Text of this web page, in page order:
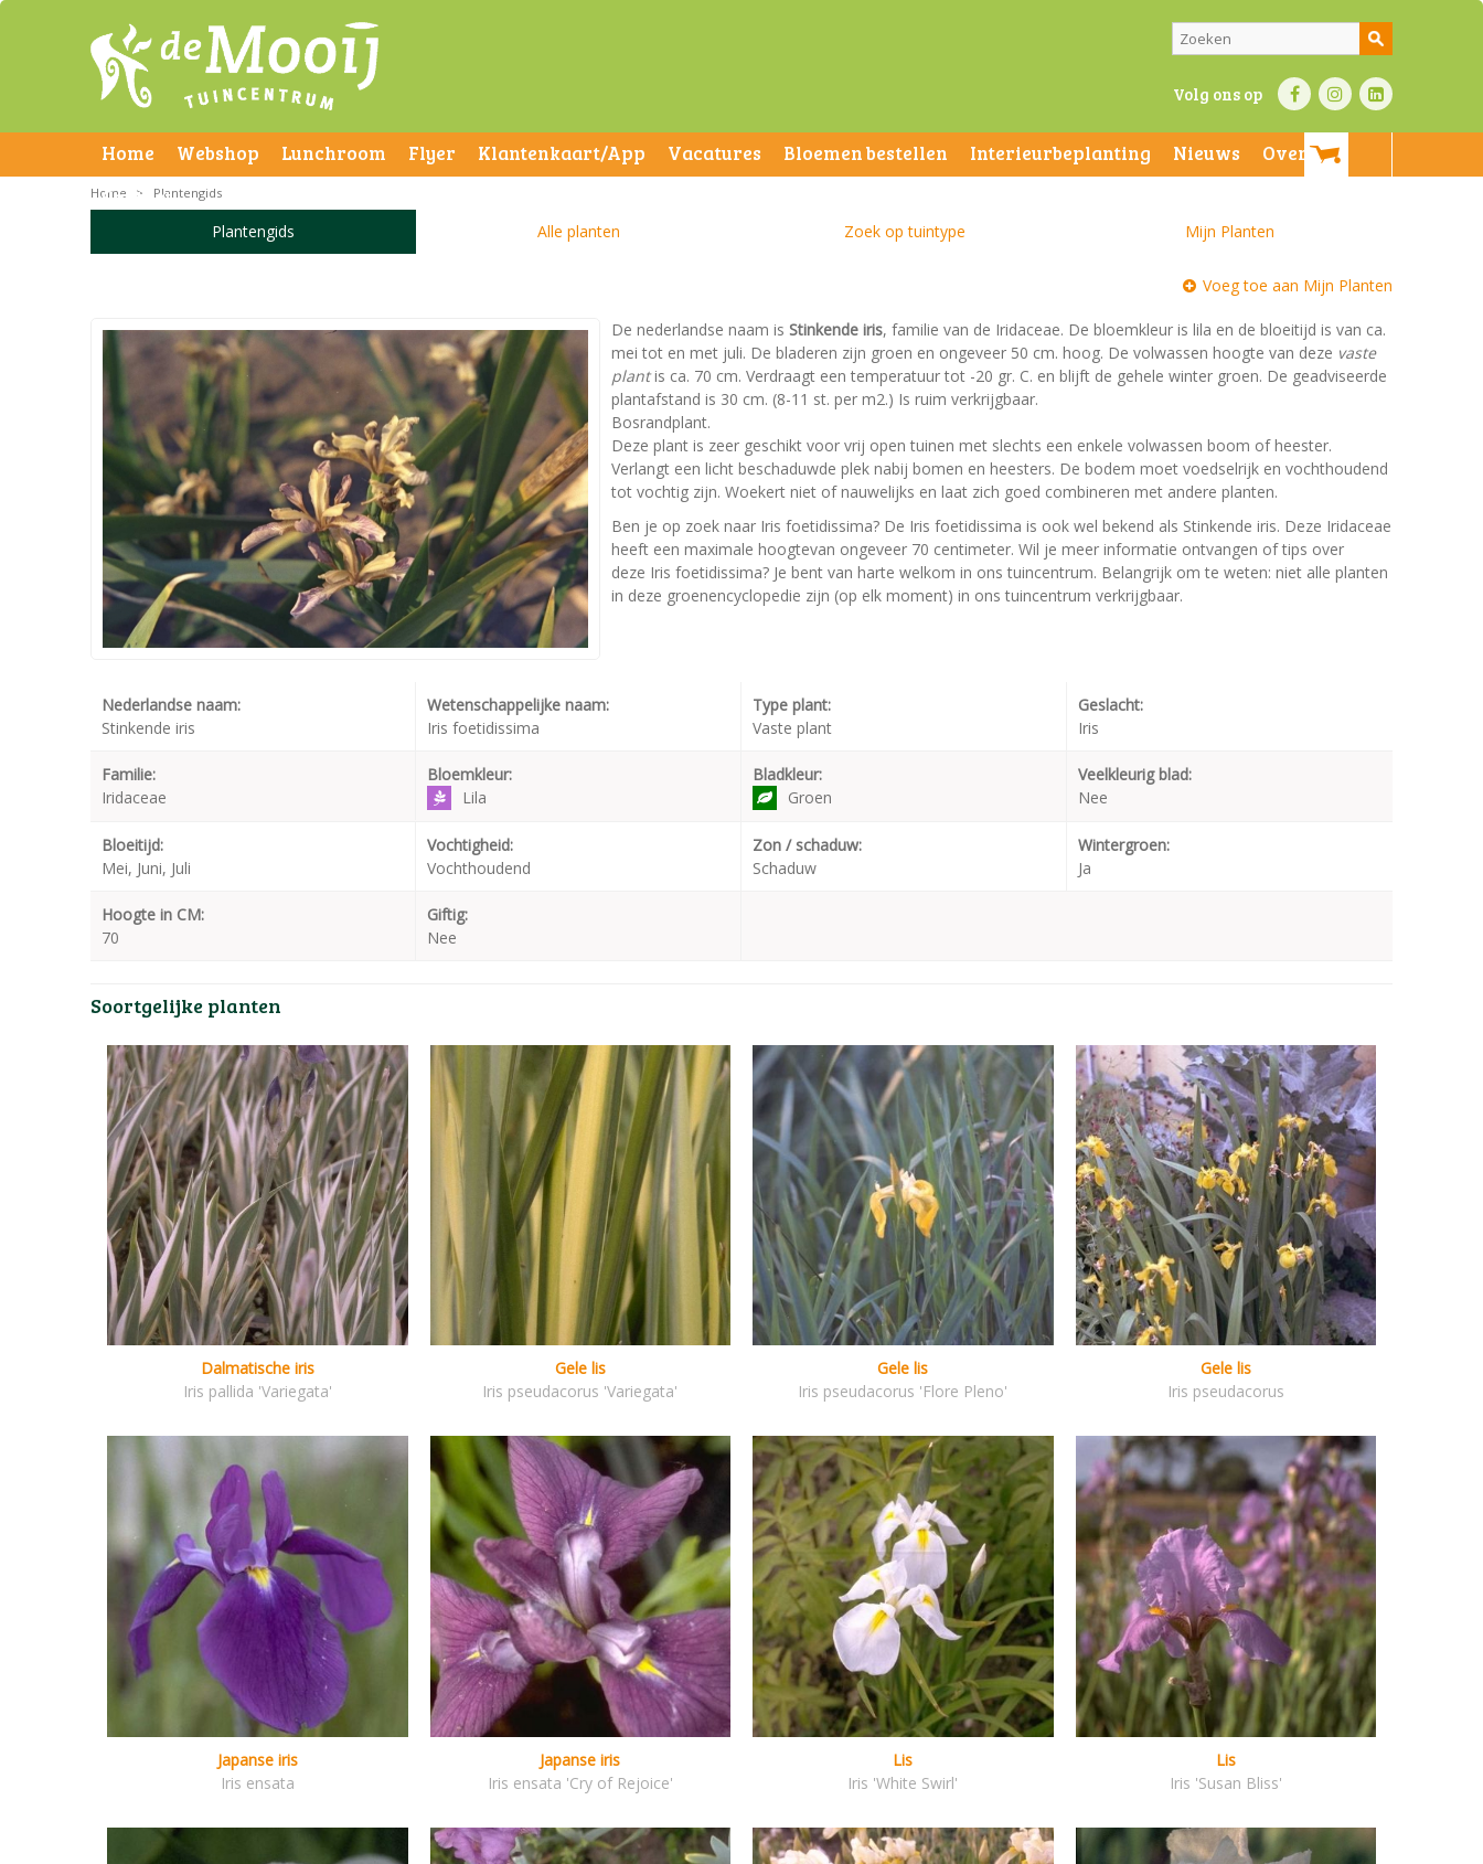
Volg ons op
Home Webshop Lunchroom Flyer Klantenkaart/App Vacatures Bloemen bestellen Interieurbeplanting Nieuws
Over ons
Contact
Home > Plantengids
Plantengids Alle planten Zoek op tuintype Mijn Planten
Voeg toe aan Mijn Planten
De nederlandse naam is Stinkende iris, familie van de Iridaceae. De bloemkleur is lila en de bloeitijd is van ca.
mei tot en met juli. De bladeren zijn groen en ongeveer 50 cm. hoog. De volwassen hoogte van deze vaste
plantis ca. 70 cm. Verdraagt een temperatuur tot -20 gr. C. en blijft de gehele winter groen. De geadviseerde
plantafstand is 30 cm. (8-11 st. per m2.) Is ruim verkrijgbaar.
Bosrandplant.
Deze plant is zeer geschikt voor vrij open tuinen met slechts een enkele volwassen boom of heester.
Verlangt een licht beschaduwde plek nabij bomen en heesters. De bodem moet voedselrijk en vochthoudend
tot vochtig zijn. Woekert niet of nauwelijks en laat zich goed combineren met andere planten.
Ben je op zoek naar Iris foetidissima? De Iris foetidissima is ook wel bekend als Stinkende iris. Deze Iridaceae
heeft een maximale hoogtevan ongeveer 70 centimeter. Wil je meer informatie ontvangen of tips over
deze Iris foetidissima? Je bent van harte welkom in ons tuincentrum. Belangrijk om te weten: niet alle planten
in deze groenencyclopedie zijn (op elk moment) in ons tuincentrum verkrijgbaar.
Nederlandse naam:
Stinkende iris
Wetenschappelijke naam:
Iris foetidissima
Type plant:
Vaste plant
Geslacht:
Iris
Familie:
Iridaceae
Bloemkleur:
Lila
Bladkleur:
Groen
Veelkleurig blad:
Nee
Bloeitijd:
Mei, Juni, Juli
Vochtigheid:
Vochthoudend
Zon / schaduw:
Schaduw
Wintergroen:
Ja
Hoogte in CM:
70
Giftig:
Nee
Soortgelijke planten
Dalmatische iris
Iris pallida 'Variegata'
Gele lis
Iris pseudacorus 'Variegata'
Gele lis
Iris pseudacorus 'Flore Pleno'
Gele lis
Iris pseudacorus
Japanse iris
Iris ensata
Japanse iris
Iris ensata 'Cry of Rejoice'
Lis
Iris 'White Swirl'
Lis
Iris 'Susan Bliss'